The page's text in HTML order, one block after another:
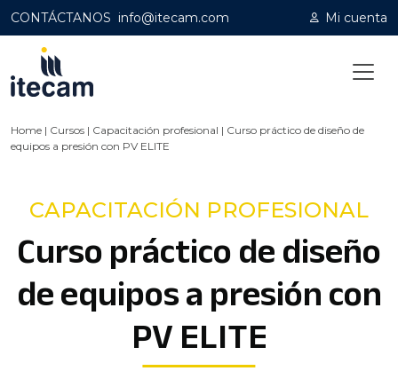
CONTÁCTANOS info@itecam.com Mi cuenta
Home | Cursos | Capacitación profesional | Curso práctico de diseño de
equipos a presión con PV ELITE
CAPACITACIÓN PROFESIONAL
Curso práctico de diseño
de equipos a presión con
PV ELITE